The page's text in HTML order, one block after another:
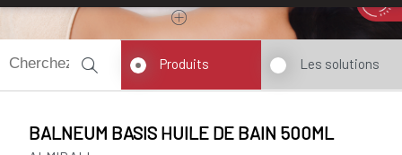
Produits Les solutions
BALNEUM BASIS HUILE DE BAIN 500ML